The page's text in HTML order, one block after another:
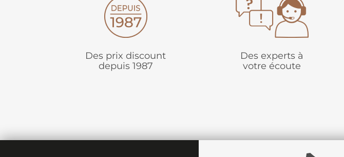
Des prix discount
depuis 1987
Des experts à
votre écoute